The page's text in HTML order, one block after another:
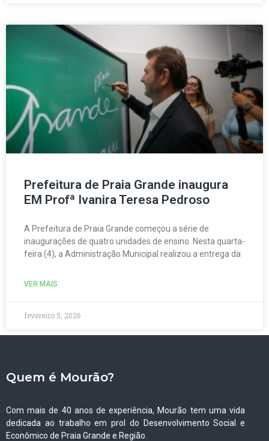
Prefeitura de Praia Grande inaugura
EM Profª Ivanira Teresa Pedroso
A Prefeitura de Praia Grande começou a série de
inaugurações de quatro unidades de ensino. Nesta quarta-
feira (4), a Administração Municipal realizou a entrega da
VER MAIS
fevereiro 5, 2026
Quem é Mourão?
Com mais de 40 anos de experiência, Mourão tem uma vida
dedicada ao trabalho em prol do Desenvolvimento Social e
Econômico de Praia Grande e Região.